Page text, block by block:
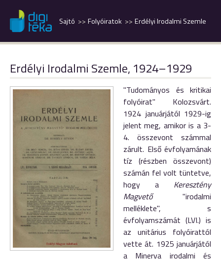
Erdélyi Irodalmi Szemle
Folyóiratok
Sajtó
Erdélyi Irodalmi Szemle, 1924–1929
"Tudományos és kritikai
folyóirat" Kolozsvárt.
1924 januárjától 1929-ig
jelent meg, amikor is a 3-
4. összevont számmal
zárult. Első évfolyamának
tíz (részben összevont)
számán fel volt tüntetve,
hogy a Keresztény
Magvető"irodalmi
melléklete", s
évfolyamszámát (LVI.) is
az unitárius folyóirattól
vette át. 1925 januárjától
a Minerva irodalmi és